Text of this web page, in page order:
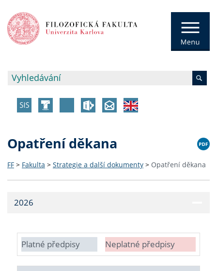
Opatření děkana
FF > Fakulta > Strategie a další dokumenty > Opatření děkana
2026
Platné předpisy Neplatné předpisy